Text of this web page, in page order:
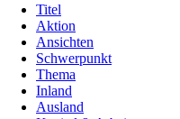
Titel
Aktion
Ansichten
Schwerpunkt
Thema
Inland
Ausland